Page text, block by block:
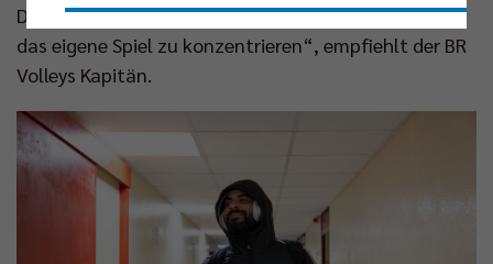
Das macht ihn nur besser. Das Klügste ist, sich auf
das eigene Spiel zu konzentrieren“, empfiehlt der BR
Volleys Kapitän.
Nur essenzielle Cookies akzeptieren